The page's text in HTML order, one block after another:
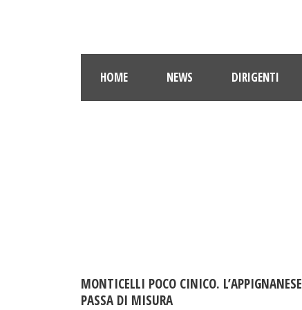
HOME NEWS DIRIGENTI
MONTICELLI POCO CINICO. L’APPIGNANESE
PASSA DI MISURA